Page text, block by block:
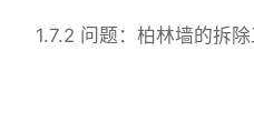
1.7.2 问题：柏林墙的拆